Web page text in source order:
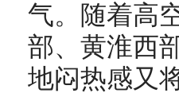
气。随着高
部、黄淮西
地闷热感又